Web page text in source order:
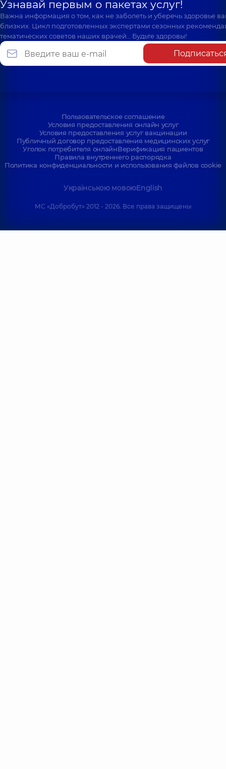
Узнавай первым о пакетах услуг!
Важна информация о том, как не заболеть и уберечь здоровье
близких. Цикл подготовленных экспертами сезонных
тематических советов наших врачей… Будьте здоровы!
Пользовательское соглашение
Условия предоставления онлайн услуг
Условия предоставления услуг вакцинации
Публичный договор предоставления медицинских услуг
Уголок потребителя онлайнВерификация пациентов
Правила внутреннего распорядка
Политика конфиденциальности и использования файлов cookie
Українською мовоюEnglish
МС «Добробут» 2012 - 2026. Все права защищены